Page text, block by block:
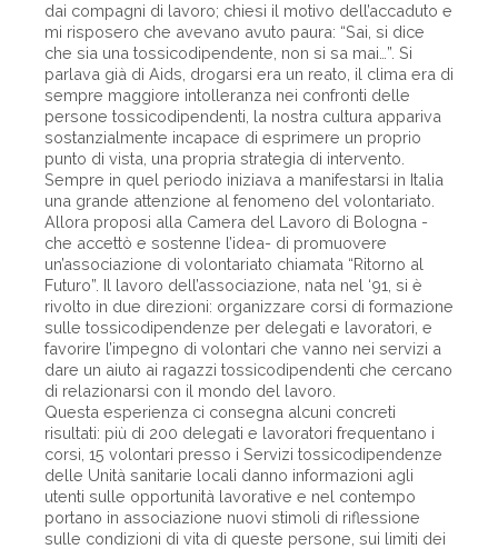
dai compagni di lavoro; chiesi il motivo dell’accaduto e
mi risposero che avevano avuto paura: “Sai, si dice
che sia una tossicodipendente, non si sa mai…”. Si
parlava già di Aids, drogarsi era un reato, il clima era di
sempre maggiore intolleranza nei confronti delle
persone tossicodipendenti, la nostra cultura appariva
sostanzialmente incapace di esprimere un proprio
punto di vista, una propria strategia di intervento.
Sempre in quel periodo iniziava a manifestarsi in Italia
una grande attenzione al fenomeno del volontariato.
Allora proposi alla Camera del Lavoro di Bologna -
che accettò e sostenne l’idea- di promuovere
un’associazione di volontariato chiamata “Ritorno al
Futuro”. Il lavoro dell’associazione, nata nel ‘91, si è
rivolto in due direzioni: organizzare corsi di formazione
sulle tossicodipendenze per delegati e lavoratori, e
favorire l’impegno di volontari che vanno nei servizi a
dare un aiuto ai ragazzi tossicodipendenti che cercano
di relazionarsi con il mondo del lavoro.
Questa esperienza ci consegna alcuni concreti
risultati: più di 200 delegati e lavoratori frequentano i
corsi, 15 volontari presso i Servizi tossicodipendenze
delle Unità sanitarie locali danno informazioni agli
utenti sulle opportunità lavorative e nel contempo
portano in associazione nuovi stimoli di riflessione
sulle condizioni di vita di queste persone, sui limiti dei